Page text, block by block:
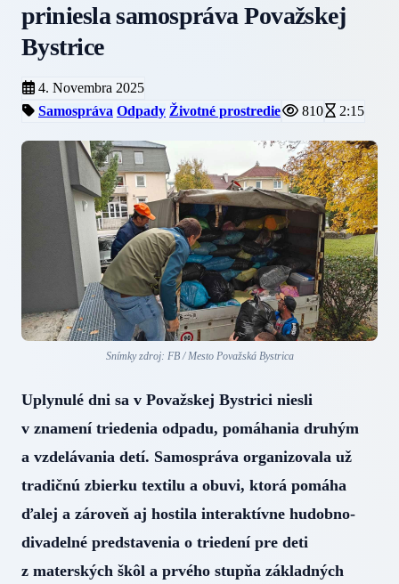
priniesla samospráva Považskej
Bystrice
4. Novembra 2025
Samospráva Odpady Životné prostredie 810 2:15
Snímky zdroj: FB / Mesto Považská Bystrica
Uplynulé dni sa v Považskej Bystrici niesli
v znamení triedenia odpadu, pomáhania druhým
a vzdelávania detí. Samospráva organizovala už
tradičnú zbierku textilu a obuvi, ktorá pomáha
ďalej a zároveň aj hostila interaktívne hudobno-
divadelné predstavenia o triedení pre deti
z materských škôl a prvého stupňa základných